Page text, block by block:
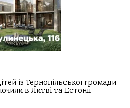
із Тернопільської громади
в Литві та Естонії